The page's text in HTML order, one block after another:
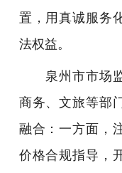
置，用真诚服务
法权益。
泉州市市场监
商务、文旅等部
融合：一方面，
价格合规指导，